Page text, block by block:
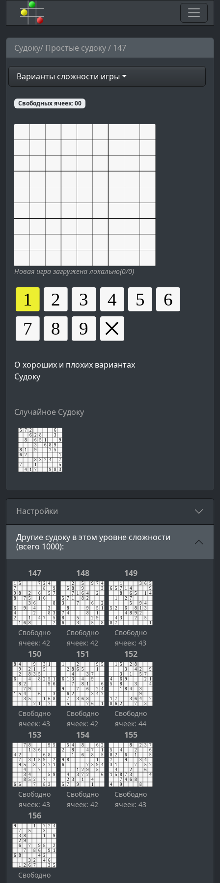
Судоку/ Простые судоку / 147
Варианты сложности игры
Свободных ячеек:00
Новая игра загружена локально(0/0)
О хороших и плохих вариантах
Судоку
Случайное Судоку
Настройки
Другие судоку в этом уровне сложности
(всего 1000):
147
Свободно
ячеек: 42
148
Свободно
ячеек: 42
149
Свободно
ячеек: 43
150
Свободно
ячеек: 43
151
Свободно
ячеек: 42
152
Свободно
ячеек: 44
153
Свободно
ячеек: 43
154
Свободно
ячеек: 42
155
Свободно
ячеек: 43
156
Свободно